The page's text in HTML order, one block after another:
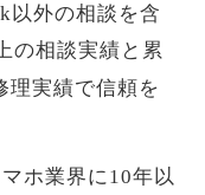
以外の相談を含
の相談実績と累
理実績で信頼を
ホ業界に10年以